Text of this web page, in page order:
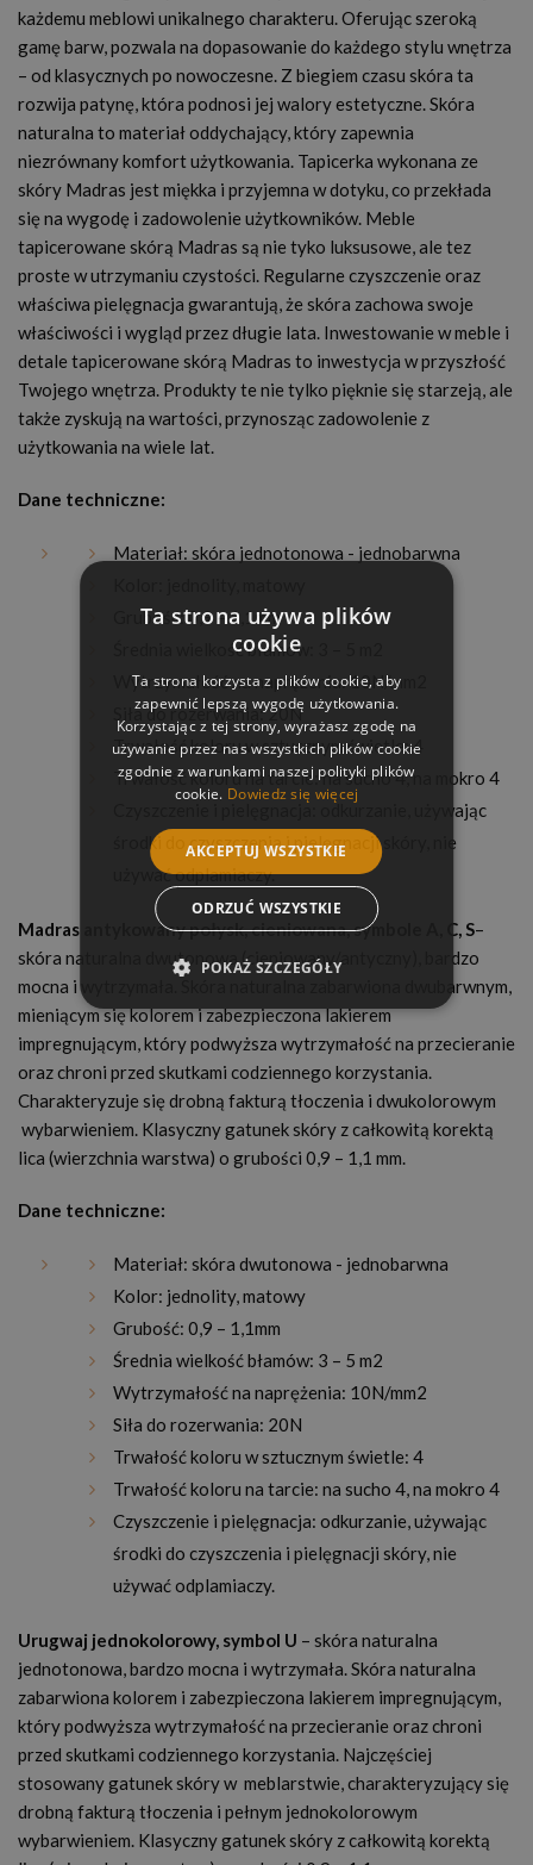
każdemu meblowi unikalnego charakteru. Oferując szeroką
gamę barw, pozwala na dopasowanie do każdego stylu wnętrza
– od klasycznych po nowoczesne. Z biegiem czasu skóra ta
rozwija patynę, która podnosi jej walory estetyczne. Skóra
naturalna to materiał oddychający, który zapewnia
niezrównany komfort użytkowania. Tapicerka wykonana ze
skóry Madras jest miękka i przyjemna w dotyku, co przekłada
się na wygodę i zadowolenie użytkowników. Meble
tapicerowane skórą Madras są nie tyko luksusowe, ale tez
proste w utrzymaniu czystości. Regularne czyszczenie oraz
właściwa pielęgnacja gwarantują, że skóra zachowa swoje
właściwości i wygląd przez długie lata. Inwestowanie w meble i
detale tapicerowane skórą Madras to inwestycja w przyszłość
Twojego wnętrza. Produkty te nie tylko pięknie się starzeją, ale
także zyskują na wartości, przynosząc zadowolenie z
użytkowania na wiele lat.
Dane techniczne:
Materiał: skóra jednotonowa - jednobarwna
Grubość: 0,9 – 1,1mm
Średnia wielkość błamów: 3 – 5 m2
Wytrzymałość na naprężenia: 10N/mm2
Siła do rozerwania: 20N
Trwałość koloru w sztucznym świetle: 4
Trwałość koloru na tarcie: na sucho 4, na mokro 4
Czyszczenie i pielęgnacja: odkurzanie, używając
środki do czyszczenia i pielęgnacji skóry, nie
używać odplamiaczy.
Madras antykowany połysk, cieniowana, symbole A, C, S–
skóra naturalna dwutonowa (cieniowany/antyczny), bardzo
mocna i wytrzymała. Skóra naturalna zabarwiona dwubarwnym,
mieniącym się kolorem i zabezpieczona lakierem
impregnującym, który podwyższa wytrzymałość na przecieranie
oraz chroni przed skutkami codziennego korzystania.
Charakteryzuje się drobną fakturą tłoczenia i dwukolorowym
wybarwieniem. Klasyczny gatunek skóry z całkowitą korektą
lica (wierzchnia warstwa) o grubości 0,9 – 1,1 mm.
Dane techniczne:
Materiał: skóra dwutonowa - jednobarwna
Kolor: jednolity, matowy
Grubość: 0,9 – 1,1mm
Średnia wielkość błamów: 3 – 5 m2
Wytrzymałość na naprężenia: 10N/mm2
Siła do rozerwania: 20N
Trwałość koloru w sztucznym świetle: 4
Trwałość koloru na tarcie: na sucho 4, na mokro 4
Czyszczenie i pielęgnacja: odkurzanie, używając
środki do czyszczenia i pielęgnacji skóry, nie
używać odplamiaczy.
Urugwaj jednokolorowy, symbol U – skóra naturalna
jednotonowa, bardzo mocna i wytrzymała. Skóra naturalna
zabarwiona kolorem i zabezpieczona lakierem impregnującym,
który podwyższa wytrzymałość na przecieranie oraz chroni
przed skutkami codziennego korzystania. Najczęściej
stosowany gatunek skóry w meblarstwie, charakteryzujący się
drobną fakturą tłoczenia i pełnym jednokolorowym
wybarwieniem. Klasyczny gatunek skóry z całkowitą korektą
Ta strona używa plików
cookie
Ta strona korzysta z plików cookie, aby
zapewnić lepszą wygodę użytkowania.
Korzystając z tej strony, wyrażasz zgodę na
używanie przez nas wszystkich plików cookie
zgodnie z warunkami naszej polityki plików
cookie. Dowiedz się więcej
AKCEPTUJ WSZYSTKIE
ODRZUĆ WSZYSTKIE
POKAŻ SZCZEGÓŁY